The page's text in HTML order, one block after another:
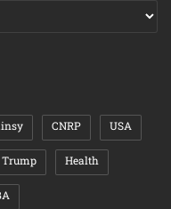
CNRP USA
Health